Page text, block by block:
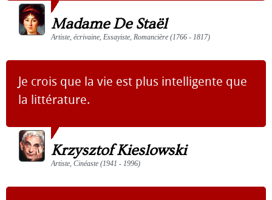
Madame De Staël
Artiste, écrivaine, Essayiste, Romancière (1766 - 1817)
Je crois que la vie est plus intelligente que
la littérature.
Krzysztof Kieslowski
Artiste, Cinéaste (1941 - 1996)